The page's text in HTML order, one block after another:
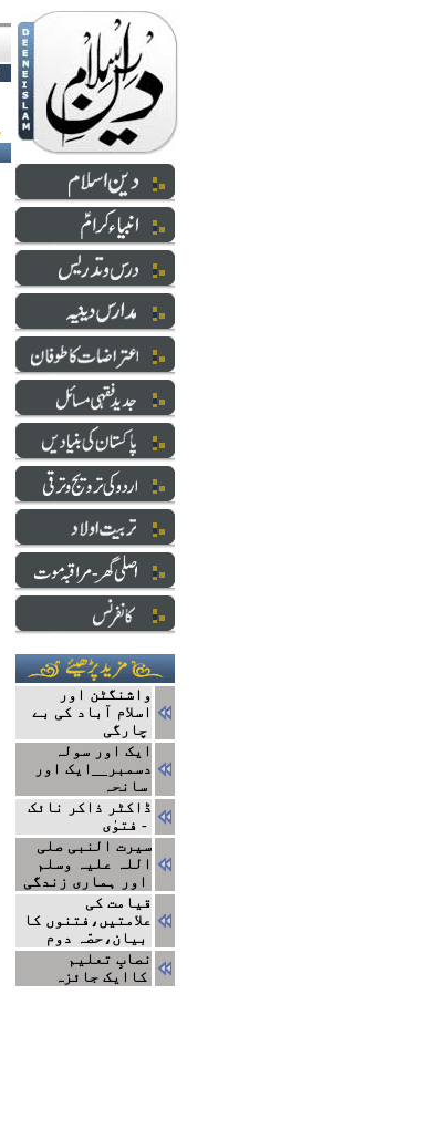
واشنگٹن اور
اسلام آباد کی بے
چارگی
ایک اور سولہ
دسمبر__ایک اور
سانحہ
ڈاکٹر ذاکر نائک
- فتوٰی
سیرت النبی صلی
اللہ علیہ وسلم
اور ہماری زندگی
قیامت کی
علامتیں،فتنوں کا
بیان،حصّہ دوم
نصابِ تعلیم
کاایک جائزہ